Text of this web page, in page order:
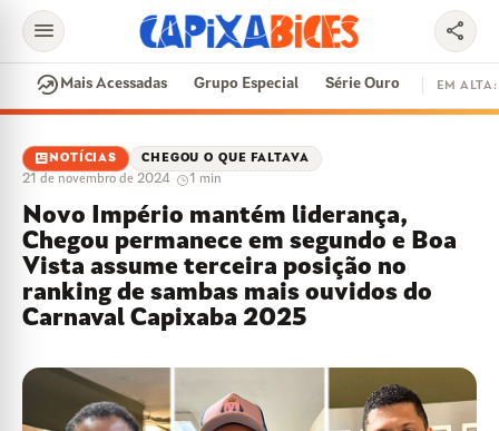
search
EM ALTA
CONTRATAÇÕES VAI E VEM
DISPUTA DE SAMBA SAMBA-ENREDO
PARINTINS EVENTOS FEIJOADA
menu share
whatshot Mais Acessadas Grupo Especial Série Ouro EM ALTA:
newsmode NOTÍCIAS CHEGOU O QUE FALTAVA
21 de novembro de 2024· 1 min
Novo Império mantém liderança,
Chegou permanece em segundo e Boa
Vista assume terceira posição no
ranking de sambas mais ouvidos do
Carnaval Capixaba 2025